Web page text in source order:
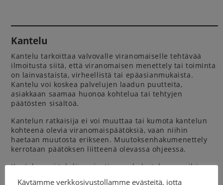
Kantelu
Kantelu tarkoittaa valvovalle viranomaiselle tehtävää
ilmoitusta siitä, että viranomaisen menettely tai toiminta
on lainvastaista, virheellistä tai epäasianmukaista.
Kantelu voi koskea palvelujen laadun puutteita,
asiakkaan saamaa huonoa kohtelua tai tehtyjen
päätösten sisältöä.
Kantelun ratkaisija ei voi muuttaa tai kumota kantelun
kohteena olevia viranomaispäätöksiä, vaan niihin
haetaan muutosta erikseen. Muutoksenhakumenettely
kerrotaan päätöksen liitteenä olevassa ohjeessa.
Kantelun voi tehdä periaatteessa kuka tahansa, eikä se
Käytämme verkkosivustollamme evästeitä, jotta